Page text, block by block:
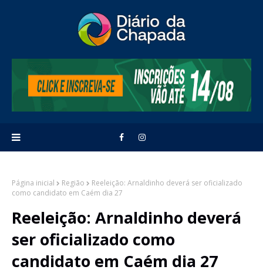
Página inicial Região
Reeleição: Arnaldinho deverá ser oficializado
como candidato em Caém dia 27
Reeleição: Arnaldinho deverá
ser oficializado como
candidato em Caém dia 27